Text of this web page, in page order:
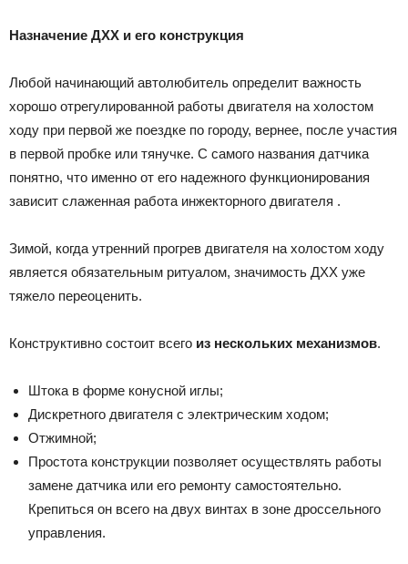
Назначение ДХХ и его конструкция
Любой начинающий автолюбитель определит важность
хорошо отрегулированной работы двигателя на холостом
ходу при первой же поездке по городу, вернее, после участия
в первой пробке или тянучке. С самого названия датчика
понятно, что именно от его надежного функционирования
зависит слаженная работа инжекторного двигателя .
Зимой, когда утренний прогрев двигателя на холостом ходу
является обязательным ритуалом, значимость ДХХ уже
тяжело переоценить.
Конструктивно состоит всего из нескольких механизмов.
Штока в форме конусной иглы;
Дискретного двигателя с электрическим ходом;
Отжимной;
Простота конструкции позволяет осуществлять работы
замене датчика или его ремонту самостоятельно.
Крепиться он всего на двух винтах в зоне дроссельного
управления.